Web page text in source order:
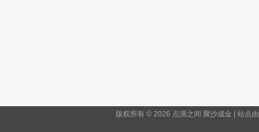
版权所有 © 2026 点滴之间 聚沙成金 | 站点由